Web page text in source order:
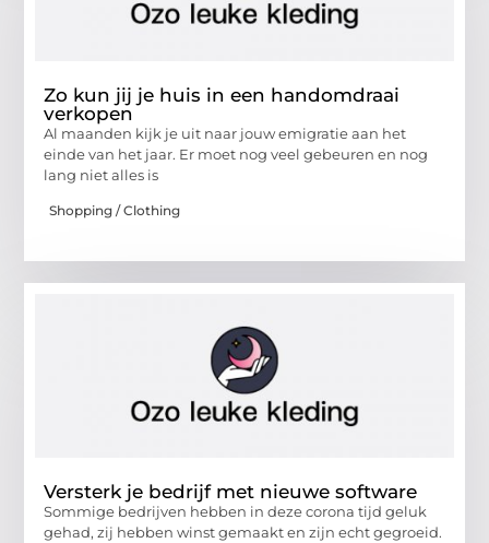
Zo kun jij je huis in een handomdraai
verkopen
Al maanden kijk je uit naar jouw emigratie aan het
einde van het jaar. Er moet nog veel gebeuren en nog
lang niet alles is
Shopping / Clothing
Versterk je bedrijf met nieuwe software
Sommige bedrijven hebben in deze corona tijd geluk
gehad, zij hebben winst gemaakt en zijn echt gegroeid.